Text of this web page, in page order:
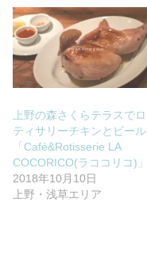
上野の森さくらテラスでロ
ティサリーチキンとビール
「Café&Rotisserie LA
COCORICO(ラココリコ)」
2018年10月10日
上野・浅草エリア